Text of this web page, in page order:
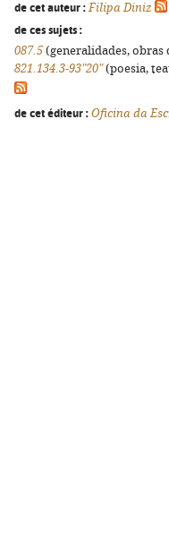
de cet auteur : Filipa Diniz
de ces sujets :
087.5 (generalidades,
821.134.3-93"20"(poesia,
de cet éditeur : Oficina da